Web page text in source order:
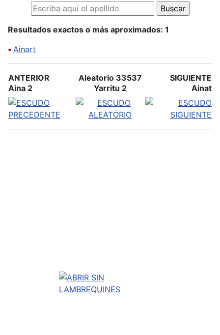
Resultados exactos o más aproximados: 1
• Ainart
ANTERIOR
Aina 2
Aleatorio 33537
Yarritu 2
SIGUIENTE
Ainat